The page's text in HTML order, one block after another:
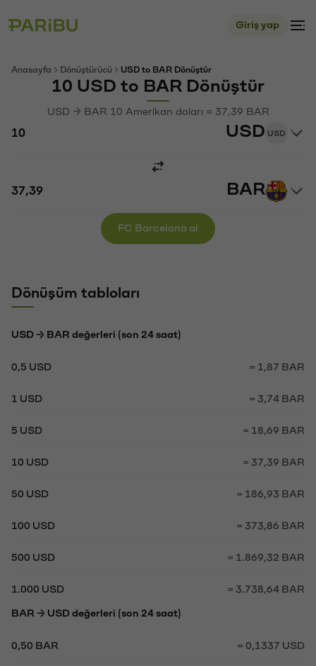
Giriş yap
Anasayfa Dönüştürücü USD to BAR Dönüştür
10 USD to BAR Dönüştür
USD → BAR 10 Amerikan doları ≈ 37,39 BAR
USD USD
BAR
FC Barcelona al
Dönüşüm tabloları
USD → BAR değerleri (son 24 saat)
0,5 USD = 1,87 BAR
1 USD = 3,74 BAR
5 USD = 18,69 BAR
10 USD = 37,39 BAR
50 USD = 186,93 BAR
100 USD = 373,86 BAR
500 USD = 1.869,32 BAR
1.000 USD = 3.738,64 BAR
BAR → USD değerleri (son 24 saat)
0,50 BAR = 0,1337 USD